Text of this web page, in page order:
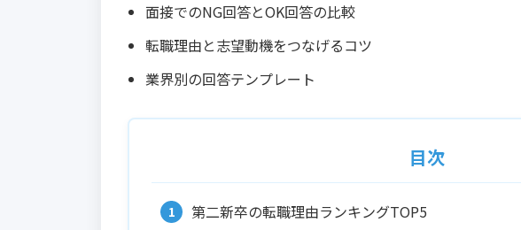
面接でのNG回答とOK回答の比較
転職理由と志望動機をつなげるコツ
業界別の回答テンプレート
目次
第二新卒の転職理由ランキングTOP5